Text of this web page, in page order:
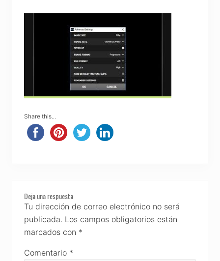
Share this...
Reader
Interactions
Deja una respuesta
Tu dirección de correo electrónico no será
publicada. Los campos obligatorios están
marcados con *
Comentario *